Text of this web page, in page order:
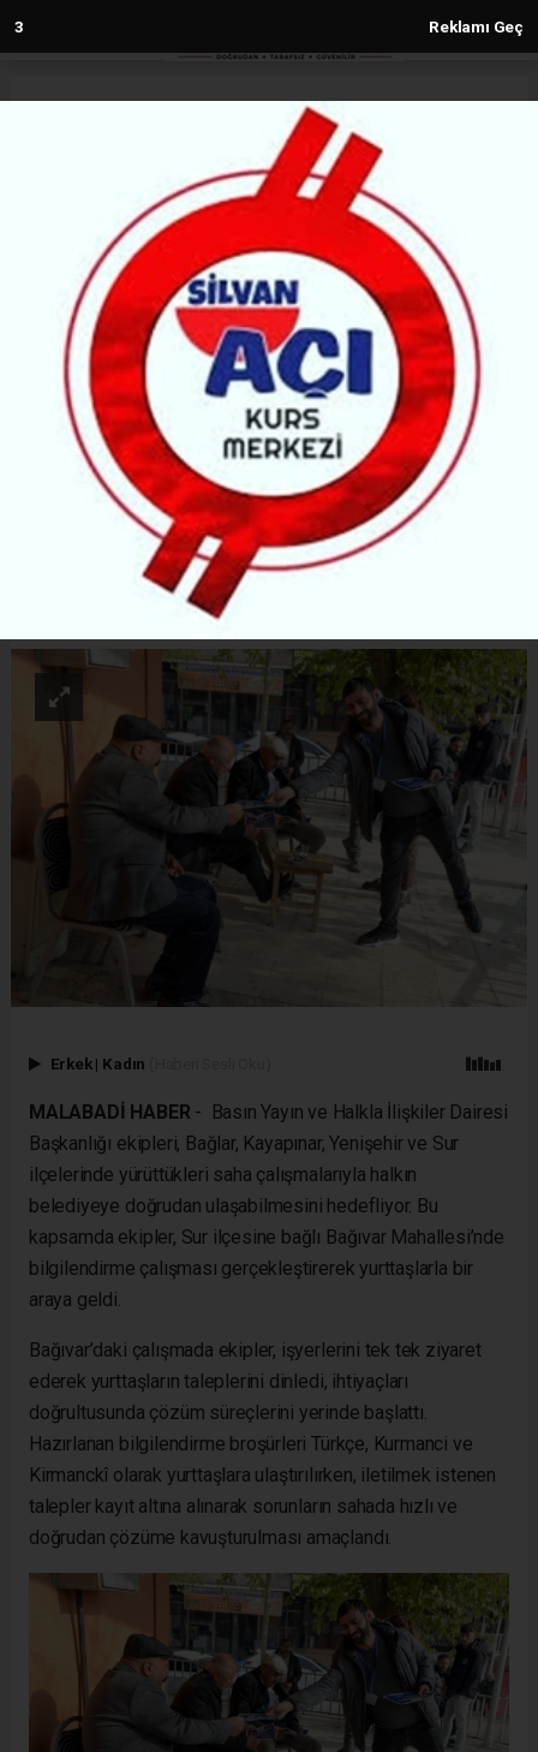
1 Reklamı Geç
Diyarbakır’da ‘Yerinde Çözüm’
hizmeti mahallelere taşındı
DIYARBAKIR
(MH) - MALABADİ HABER | 27.11.2025 - 13:20, Güncelleme: 27.11.2025 - 13:20
4400+ kez okundu.
Diyarbakır Büyükşehir Belediyesi, halk odaklı
yönetim anlayışı doğrultusunda yurttaşlara daha
kolay ulaşmak ve iletişim kanallarını güçlendirmek
amacıyla “Yerinde Çözüm” hizmetini mahallelere
Erkek | Kadın
MALABADİ HABER - Basın Yayın ve Halkla İlişkiler Dairesi
Başkanlığı ekipleri, Bağlar, Kayapınar, Yenişehir ve Sur
ilçelerinde yürüttükleri saha çalışmalarıyla halkın
belediyeye doğrudan ulaşabilmesini hedefliyor. Bu
kapsamda ekipler, Sur ilçesine bağlı Bağıvar Mahallesi’nde
bilgilendirme çalışması gerçekleştirerek yurttaşlarla bir
araya geldi.
Bağıvar’daki çalışmada ekipler, işyerlerini tek tek ziyaret
ederek yurttaşların taleplerini dinledi, ihtiyaçları
doğrultusunda çözüm süreçlerini yerinde başlattı.
Hazırlanan bilgilendirme broşürleri Türkçe, Kurmanci ve
Kirmanckî olarak yurttaşlara ulaştırılırken, iletilmek istenen
talepler kayıt altına alınarak sorunların sahada hızlı ve
doğrudan çözüme kavuşturulması amaçlandı.